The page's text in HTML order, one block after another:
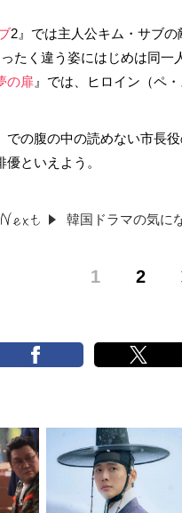
2』では主人公キム・サブ
たく違う姿にはじめは同
の扉 』では、ヒロイン（ペ
での腹の中の読めない市長
といえよう。
韓国ドラマの気に
1 2